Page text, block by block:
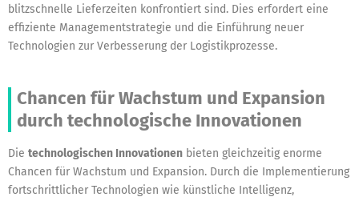
blitzschnelle Lieferzeiten konfrontiert sind. Dies erfordert eine
effiziente Managementstrategie und die Einführung neuer
Technologien zur Verbesserung der Logistikprozesse.
Chancen für Wachstum und Expansion
durch technologische Innovationen
Die technologischen Innovationen bieten gleichzeitig enorme
Chancen für Wachstum und Expansion. Durch die Implementierung
fortschrittlicher Technologien wie künstliche Intelligenz,